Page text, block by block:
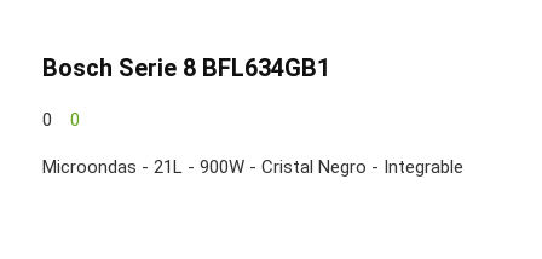
Bosch Serie 8 BFL634GB1
0 0
Microondas - 21L - 900W - Cristal Negro - Integrable